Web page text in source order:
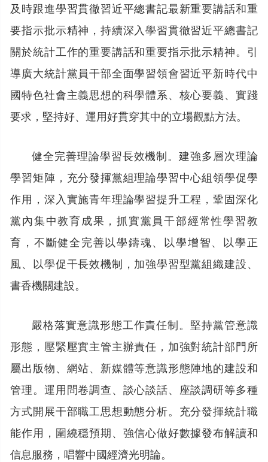
及時跟進學習貫徹習近平總書記最新重要講話和重
要指示批示精神，持續深入學習貫徹習近平總書記
關於統計工作的重要講話和重要指示批示精神。引
導廣大統計黨員干部全面學習領會習近平新時代中
國特色社會主義思想的科學體系、核心要義、實踐
要求，堅持好、運用好貫穿其中的立場觀點方法。
健全完善理論學習長效機制。建強多層次理論
學習矩陣，充分發揮黨組理論學習中心組領學促學
作用，深入實施青年理論學習提升工程，鞏固深化
黨內集中教育成果，抓實黨員干部經常性學習教
育，不斷健全完善以學鑄魂、以學增智、以學正
風、以學促干長效機制，加強學習型黨組織建設、
書香機關建設。
嚴格落實意識形態工作責任制。堅持黨管意識
形態，壓緊壓實主管主辦責任，加強對統計部門所
屬出版物、網站、新媒體等意識形態陣地的建設和
管理。運用問卷調查、談心談話、座談調研等多種
方式開展干部職工思想動態分析。充分發揮統計職
能作用，圍繞穩預期、強信心做好數據發布解讀和
信息服務，唱響中國經濟光明論。